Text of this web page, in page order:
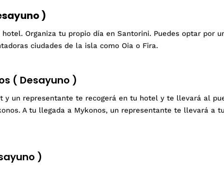
)
Organiza tu propio día en Santorini. Puedes optar por
ciudades de la isla como Oia o Fira.
( Desayuno )
y un representante te recogerá en tu hotel y te llevará al
A tu llegada a Mykonos, un representante te llevará a
)